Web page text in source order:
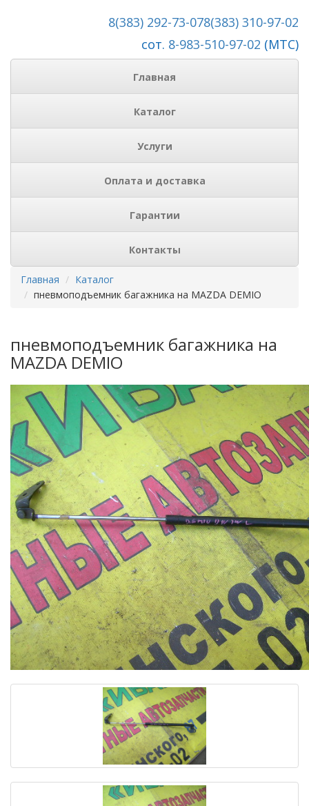
8(383) 310-97-02
8(383) 292-73-07
сот. 8-983-510-97-02 (МТС)
Главная
Каталог
Услуги
Оплата и доставка
Гарантии
Контакты
Главная
Каталог
пневмоподъемник багажника на MAZDA DEMIO
пневмоподъемник багажника на
MAZDA DEMIO